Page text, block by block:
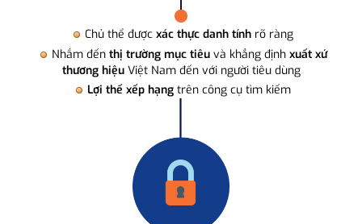
Chủ thể được xác thực danh tính rõ ràng
Nhắm đến thị trường mục tiêuvà khẳng định xuất xứ
thương hiệuViệt Nam đến với người tiêu dùng
Lợi thế xếp hạng trên công cụ tìm kiếm